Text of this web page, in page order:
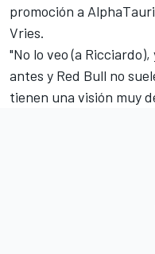
promoción a
Vries.
"No lo veo (a
antes y Red Bull no
tienen una visión muy